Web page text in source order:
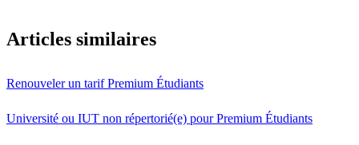
Articles similaires
Renouveler un tarif Premium Étudiants
Université ou IUT non répertorié(e) pour Premium Étudiants